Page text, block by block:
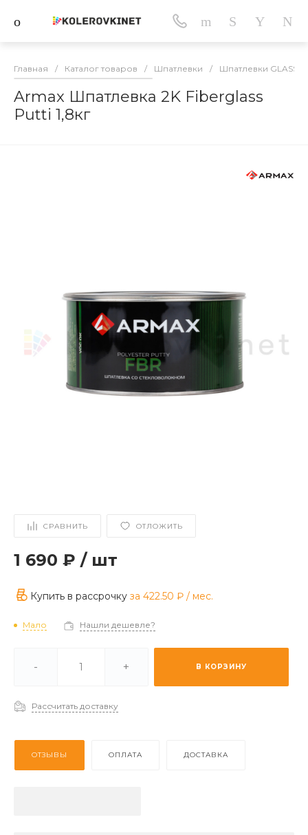
Главная / Каталог товаров / Шпатлевки / Шпатлевки GLASS
Armax Шпатлевка 2K Fiberglass
Putti 1,8кг
СРАВНИТЬ ОТЛОЖИТЬ
1 690 ₽ / шт
Купить в рассрочку за 422.50 ₽ / мес.
Мало Нашли дешевле?
- + В КОРЗИНУ
Рассчитать доставку
ОТЗЫВЫ ОПЛАТА ДОСТАВКА